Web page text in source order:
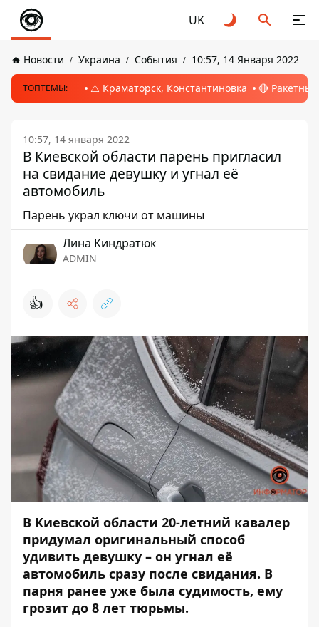
UK
Новости Украина События 10:57, 14 Января 2022
ТОПТЕМЫ: ⚠️ Краматорск, Константиновка 🔴
10:57, 14 января 2022
В Киевской области парень пригласил
на свидание девушку и угнал её
автомобиль
Парень украл ключи от машины
Лина Киндратюк
ADMIN
👍
В Киевской области 20-летний кавалер
придумал оригинальный способ
удивить девушку – он угнал её
автомобиль сразу после свидания. В
парня ранее уже была судимость, ему
грозит до 8 лет тюрьмы.